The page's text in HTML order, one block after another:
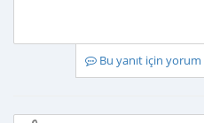
Bu yanıt için